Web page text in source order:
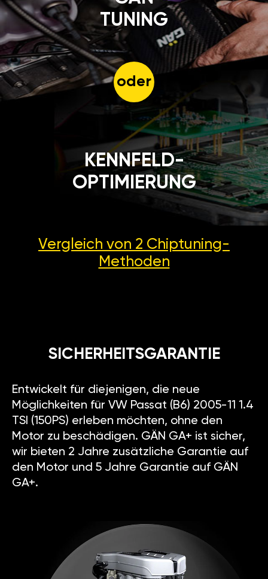
TUNING
oder
KENNFELD-
OPTIMIERUNG
Vergleich von 2 Chiptuning-
Methoden
SICHERHEITSGARANTIE
Entwickelt für diejenigen, die neue
Möglichkeiten für VW Passat (B6) 2005-11 1.4
TSI (150PS) erleben möchten, ohne den
Motor zu beschädigen. GÄN GA+ ist sicher,
wir bieten 2 Jahre zusätzliche Garantie auf
den Motor und 5 Jahre Garantie auf GÄN
GA+.